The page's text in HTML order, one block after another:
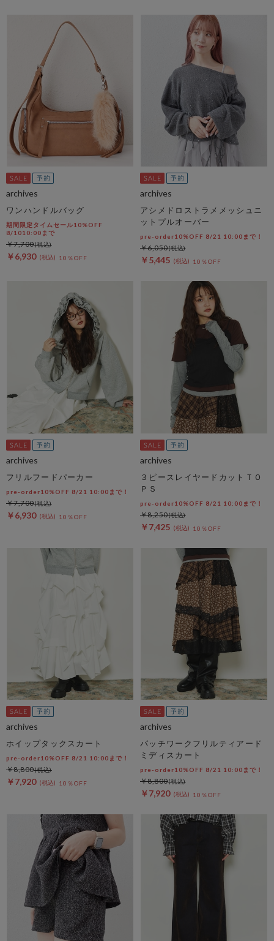
archives
ワンハンドルバッグ
期間限定タイムセール10%OFF
8/1010:00まで
￥7,700
￥6,930 10％OFF
archives
アシメドロストラメメッシュニ
ットプルオーバー
pre-order10%OFF 8/21 10:00まで！
￥6,050
￥5,445 10％OFF
archives
フリルフードパーカー
pre-order10%OFF 8/21 10:00まで！
￥7,700
￥6,930 10％OFF
archives
３ピースレイヤードカットＴＯ
ＰＳ
pre-order10%OFF 8/21 10:00まで！
￥8,250
￥7,425 10％OFF
archives
ホイップタックスカート
pre-order10%OFF 8/21 10:00まで！
￥8,800
￥7,920 10％OFF
archives
パッチワークフリルティアード
ミディスカート
pre-order10%OFF 8/21 10:00まで！
￥8,800
￥7,920 10％OFF